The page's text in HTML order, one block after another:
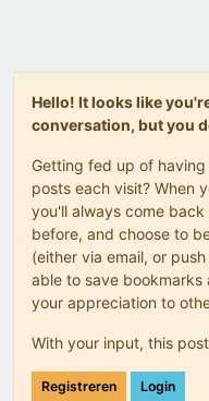
Hello! It looks like
conversation, but you
Getting fed up of
posts each visit? When
you'll always come
before, and choose to
(either via email, or
able to save
your appreciation to
With your input, this
Registreren Login